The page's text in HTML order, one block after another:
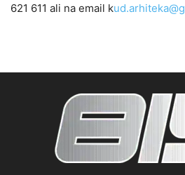
621 611 ali na email k